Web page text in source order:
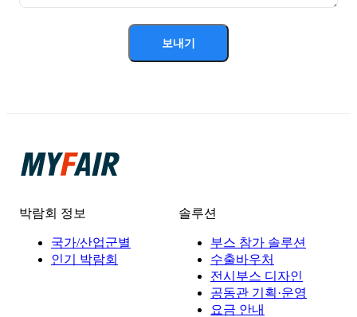
보내기
박람회 정보
국가/산업군별
인기 박람회
솔루션
부스 참가 솔루션
수출바우처
전시부스 디자인
공동관 기획·운영
요금 안내